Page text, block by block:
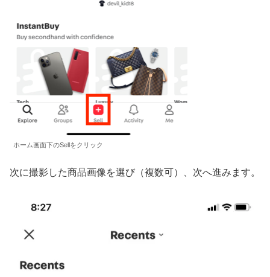
ホーム画面下のSellをクリック
次に撮影した商品画像を選び（複数可）、次へ進みます。